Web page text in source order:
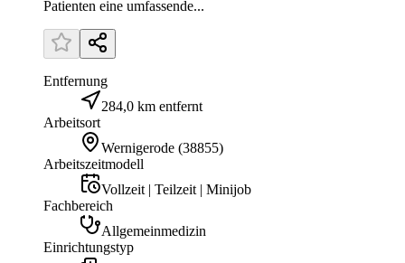
Patienten eine umfassende...
Entfernung
284,0 km entfernt
Arbeitsort
Wernigerode (38855)
Arbeitszeitmodell
Vollzeit | Teilzeit | Minijob
Fachbereich
Allgemeinmedizin
Einrichtungstyp